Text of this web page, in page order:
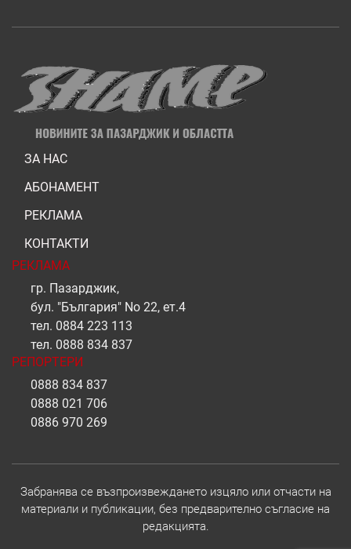
ЗА НАС
АБОНАМЕНТ
РЕКЛАМА
КОНТАКТИ
РЕКЛАМА
гр. Пазарджик,
бул. "България" No 22, ет.4
тел. 0884 223 113
тел. 0888 834 837
РЕПОРТЕРИ
0888 834 837
0888 021 706
0886 970 269
Забранява се възпроизвеждането изцяло или отчасти на
материали и публикации, без предварително съгласие на
редакцията.